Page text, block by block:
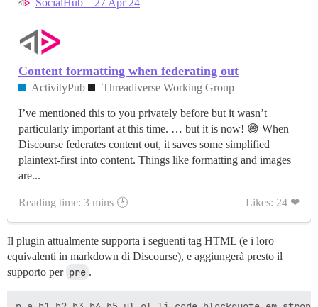
SocialHub – 27 Apr 24
Content formatting when federating out
ActivityPub Threadiverse Working Group
I’ve mentioned this to you privately before but it wasn’t
particularly important at this time. … but it is now! 😅 When
Discourse federates content out, it saves some simplified
plaintext-first into content. Things like formatting and images
are...
Reading time: 3 mins 🕑 Likes: 24 ❤
Il plugin attualmente supporta i seguenti tag HTML (e i loro
equivalenti in markdown di Discourse), e aggiungerà presto il
supporto per pre .